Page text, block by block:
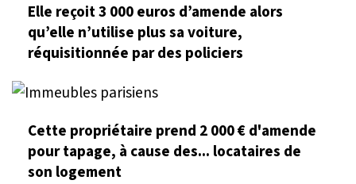
Elle reçoit 3 000 euros d’amende alors
qu’elle n’utilise plus sa voiture,
réquisitionnée par des policiers
Cette propriétaire prend 2 000 € d'amende
pour tapage, à cause des... locataires de
son logement